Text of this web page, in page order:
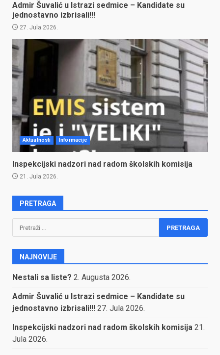
Admir Šuvalić u Istrazi sedmice – Kandidate su
jednostavno izbrisali!!!
27. Jula 2026.
Aktualnosti Informacije
Inspekcijski nadzori nad radom školskih komisija
21. Jula 2026.
PRETRAGA
Pretraga:
NAJNOVIJE
Nestali sa liste? 2. Augusta 2026.
Admir Šuvalić u Istrazi sedmice – Kandidate su
jednostavno izbrisali!!! 27. Jula 2026.
Inspekcijski nadzori nad radom školskih komisija 21.
Jula 2026.